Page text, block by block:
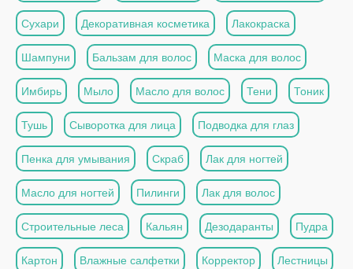
Сухари Декоративная косметика Лакокраска
Шампуни Бальзам для волос Маска для волос
Имбирь Мыло Масло для волос Тени Тоник
Тушь Сыворотка для лица Подводка для глаз
Пенка для умывания Скраб Лак для ногтей
Масло для ногтей Пилинги Лак для волос
Строительные леса Кальян Дезодаранты Пудра
Картон Влажные салфетки Корректор Лестницы